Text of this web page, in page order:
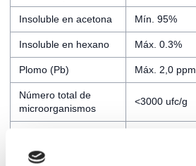
Insoluble en acetona Mín. 95%
Insoluble en hexano Máx. 0.3%
Plomo (Pb) Máx. 2,0 ppm
Número total de
microorganismos
<3000 ufc/g
Coliformes